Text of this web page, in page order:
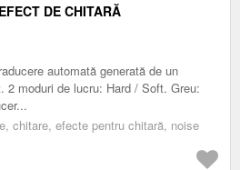
DE CHITARĂ
automată generată de un
2 moduri de lucru: Hard / Soft. Greu:
chitare, efecte pentru chitară, noise